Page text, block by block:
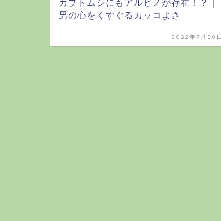
カブトムシにもアルビノが存在！？｜
男の心をくすぐるカッコよさ
2022年7月28